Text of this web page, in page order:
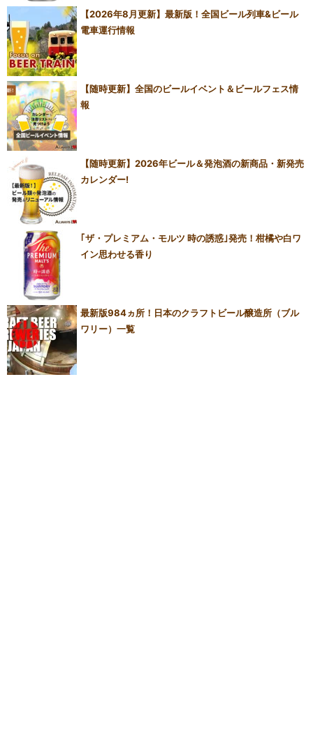
【2026年8月更新】最新版！全国ビール列車&ビール
電車運行情報
【随時更新】全国のビールイベント＆ビールフェス情
報
【随時更新】2026年ビール＆発泡酒の新商品・新発売
カレンダー!
｢ザ・プレミアム・モルツ 時の誘惑｣発売！柑橘や白ワ
イン思わせる香り
最新版984ヵ所！日本のクラフトビール醸造所（ブル
ワリー）一覧